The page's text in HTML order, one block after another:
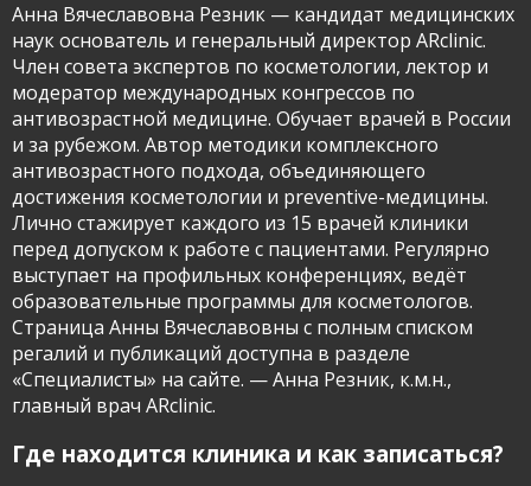
Анна Вячеславовна Резник — кандидат медицинских
наук основатель и генеральный директор ARclinic.
Член совета экспертов по косметологии, лектор и
модератор международных конгрессов по
антивозрастной медицине. Обучает врачей в России
и за рубежом. Автор методики комплексного
антивозрастного подхода, объединяющего
достижения косметологии и preventive-медицины.
Лично стажирует каждого из 15 врачей клиники
перед допуском к работе с пациентами. Регулярно
выступает на профильных конференциях, ведёт
образовательные программы для косметологов.
Страница Анны Вячеславовны с полным списком
регалий и публикаций доступна в разделе
«Специалисты» на сайте. — Анна Резник, к.м.н.,
главный врач ARclinic.
Где находится клиника и как записаться?